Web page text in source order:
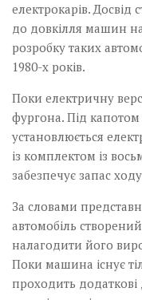
електрокарів.
до довкілля машин
розробку таких
1980-х років.
Поки електричну
фургона. Під
установлюється
із комплектом із
забезпечує запас
За словами
автомобіль
налагодити його
Поки машина існує
проходить